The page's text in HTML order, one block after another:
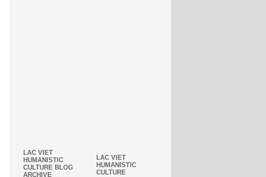
LAC VIET
HUMANISTIC
CULTURE BLOG
ARCHIVE
LAC VIET
HUMANISTIC
CULTURE